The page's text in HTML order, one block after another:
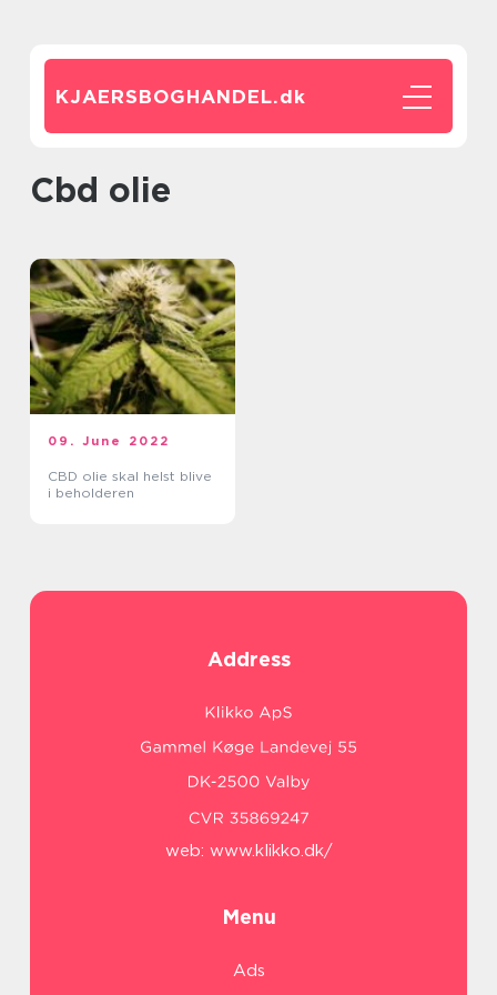
KJAERSBOGHANDEL.dk
cbd olie
09. June 2022
CBD olie skal helst blive
i beholderen
Address
web: www.klikko.dk/
Menu
Ads